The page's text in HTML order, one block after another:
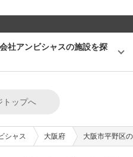
社アンビシャスの施設を探
トップへ
シャス 大阪府 大阪市平野区